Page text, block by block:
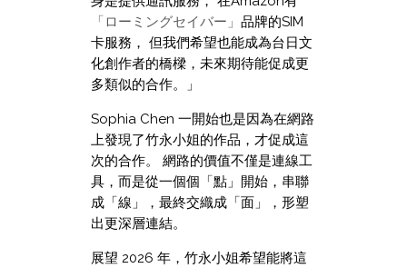
「ローミングセイバー」 品牌的SIM
卡服務， 但我們希望也能成為台日文
化創作者的橋樑，未來期待能促成更
多類似的合作。」
Sophia Chen 一開始也是因為在網路
上發現了竹永小姐的作品，才促成這
次的合作。 網路的價值不僅是連線工
具，而是從一個個「點」開始，串聯
成「線」，最終交織成「面」，形塑
出更深層連結。
展望 2026 年，竹永小姐希望能將這